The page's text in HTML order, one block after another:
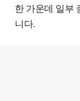
한 가운데 일부
니다.